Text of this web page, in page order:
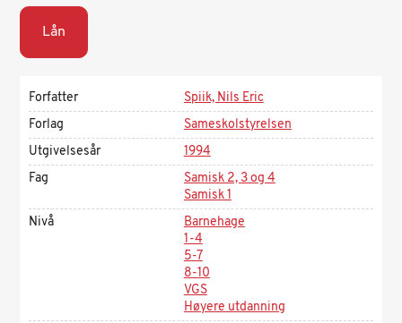
Lån
Forfatter
Spiik, Nils Eric
Forlag
Sameskolstyrelsen
Utgivelsesår
1994
Fag
Samisk 2, 3 og 4
Samisk 1
Nivå
Barnehage
1-4
5-7
8-10
VGS
Høyere utdanning